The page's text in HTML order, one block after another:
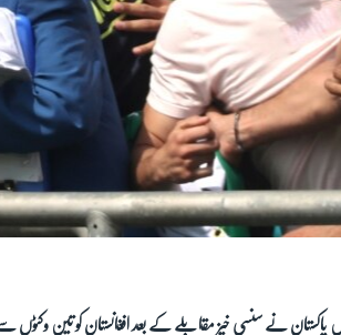
نے سنسی خیز مقابلے کے بعد افغانستان کو تین